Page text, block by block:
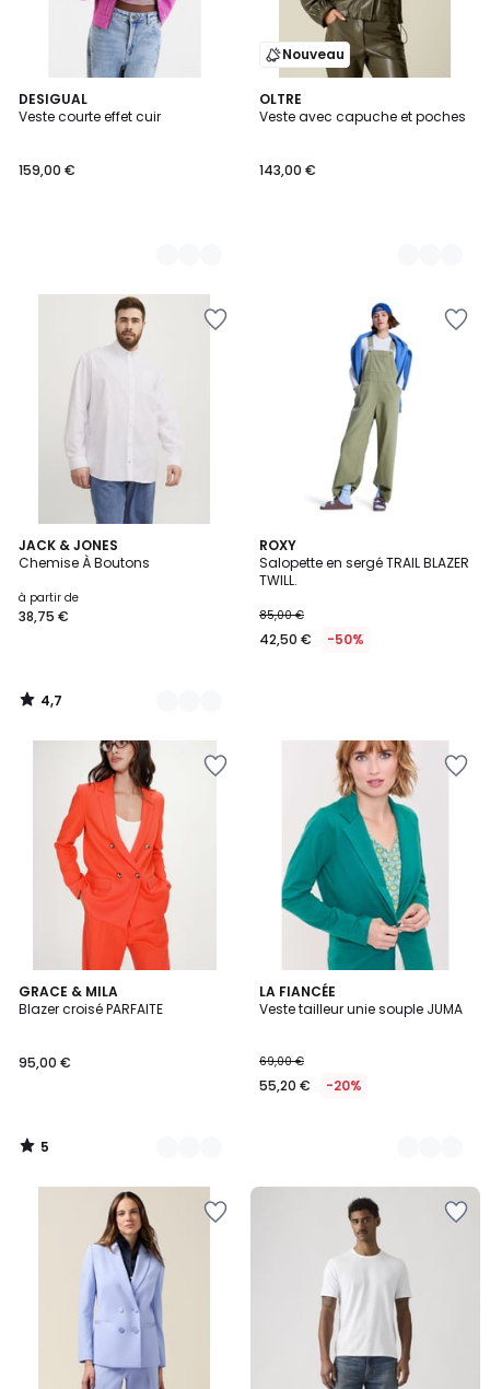
DESIGUAL
Veste courte effet cuir
159,00 €
2
Couleurs
Nouveau
OLTRE
Veste avec capuche et poches
143,00 €
2
Couleurs
JACK & JONES
Chemise À Boutons
à partir de
38,75 €
4,7
/ 5
6
Couleurs
4,7
/
ROXY
Salopette en sergé TRAIL BLAZER
TWILL.
85,00 €
42,50 € -50%
GRACE & MILA
Blazer croisé PARFAITE
95,00 €
5
/
3
Couleurs
5
/
LA FIANCÉE
Veste tailleur unie souple JUMA
69,00 €
55,20 € -20%
2
Couleurs